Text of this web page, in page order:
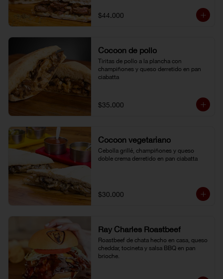
$44.000
Cocoon de pollo
Tiritas de pollo a la plancha con
champiñones y queso derretido en pan
ciabatta
$35.000
Cocoon vegetariano
Cebolla grillé, champiñones y queso
doble crema derretido en pan ciabatta
$30.000
Ray Charles Roastbeef
Roastbeef de chata hecho en casa, queso
cheddar, tocineta y salsa BBQ en pan
brioche.